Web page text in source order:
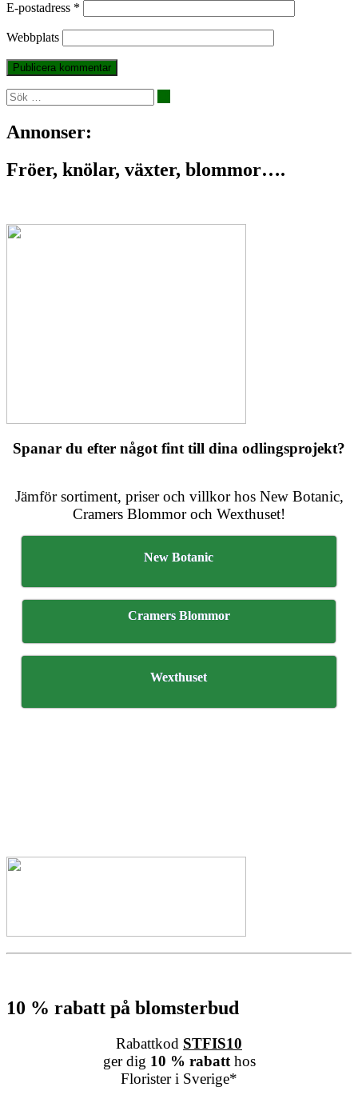
E-postadress *
Webbplats
Annonser:
Fröer, knölar, växter, blommor….
Spanar du efter något fint till dina odlingsprojekt?
Jämför sortiment, priser och villkor hos New Botanic,
Cramers Blommor och Wexthuset!
New Botanic
Cramers Blommor
Wexthuset
10 % rabatt på blomsterbud
Rabattkod STFIS10
ger dig 10 % rabatthos
Florister i Sverige*